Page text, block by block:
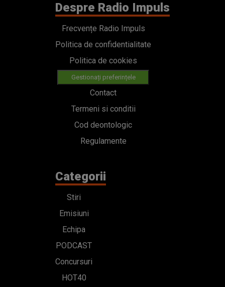
Despre Radio Impuls
Frecvențe Radio Impuls
Politica de confidentialitate
Politica de cookies
Gestionați preferințele
Contact
Termeni si conditii
Cod deontologic
Regulamente
Categorii
Stiri
Emisiuni
Echipa
PODCAST
Concursuri
HOT40